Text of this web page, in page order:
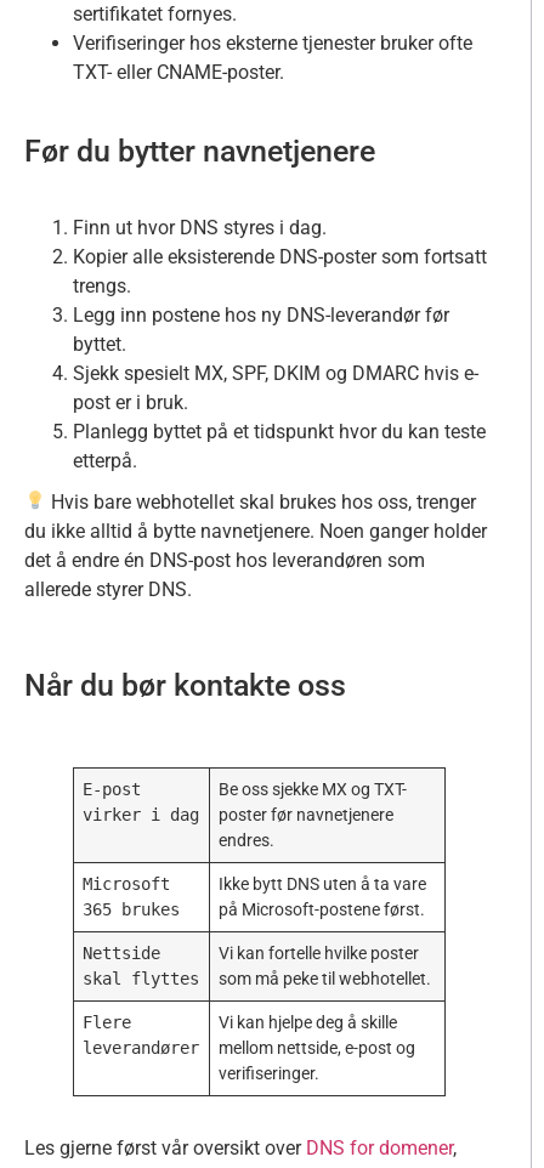
sertifikatet fornyes.
Verifiseringer hos eksterne tjenester bruker ofte
TXT- eller CNAME-poster.
Før du bytter navnetjenere
Finn ut hvor DNS styres i dag.
Kopier alle eksisterende DNS-poster som fortsatt
trengs.
Legg inn postene hos ny DNS-leverandør før
byttet.
Sjekk spesielt MX, SPF, DKIM og DMARC hvis e-
post er i bruk.
Planlegg byttet på et tidspunkt hvor du kan teste
etterpå.
Hvis bare webhotellet skal brukes hos oss, trenger
du ikke alltid å bytte navnetjenere. Noen ganger holder
det å endre én DNS-post hos leverandøren som
allerede styrer DNS.
Når du bør kontakte oss
E-post
virker i dag
Be oss sjekke MX og TXT-
poster før navnetjenere
endres.
Microsoft
365 brukes
Ikke bytt DNS uten å ta vare
på Microsoft-postene først.
Nettside
skal flyttes
Vi kan fortelle hvilke poster
som må peke til webhotellet.
Flere
leverandører
Vi kan hjelpe deg å skille
mellom nettside, e-post og
verifiseringer.
Les gjerne først vår oversikt over DNS for domener,